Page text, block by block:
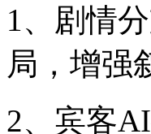
1、剧情
局，增强
2、宾客